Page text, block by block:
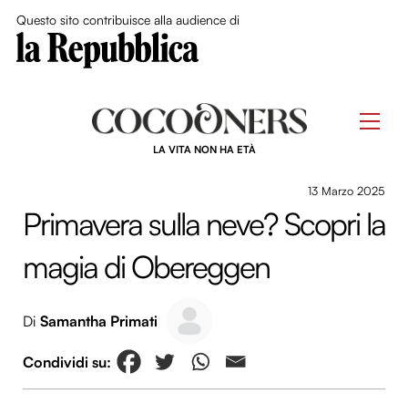
Questo sito contribuisce alla audience di
LA VITA NON HA ETÀ
13 Marzo 2025
Primavera sulla neve? Scopri la
magia di Obereggen
Di Samantha Primati